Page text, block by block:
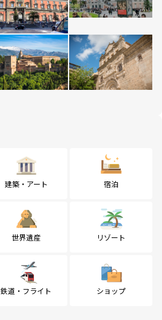
建築・アート 宿泊
世界遺産 リゾート
鉄道・フライト ショップ